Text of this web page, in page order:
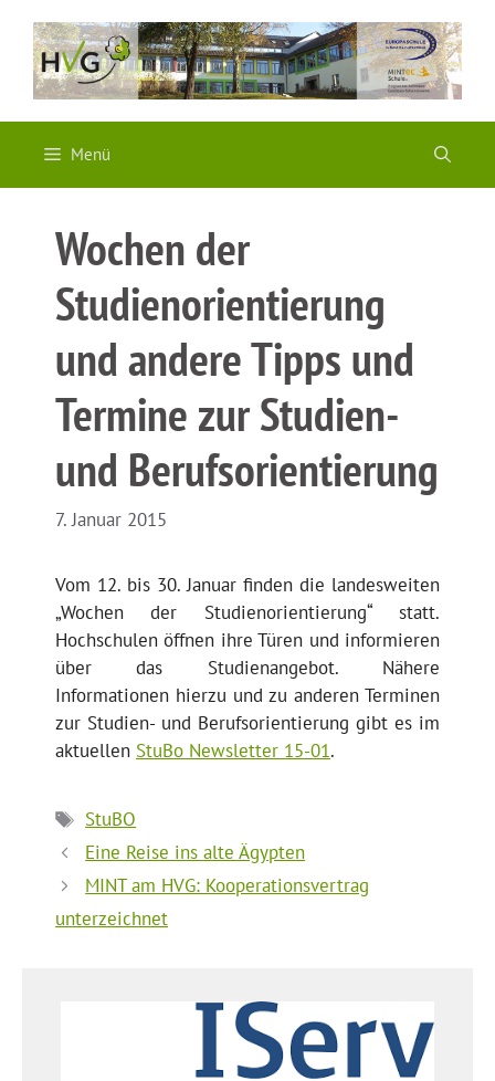
Inhalt
springen
Menü
Wochen der
Studienorientierung
und andere Tipps und
Termine zur Studien-
und Berufsorientierung
7. Januar 2015
Vom 12. bis 30. Januar finden die landesweiten
„Wochen der Studienorientierung“ statt.
Hochschulen öffnen ihre Türen und informieren
über das Studienangebot. Nähere
Informationen hierzu und zu anderen Terminen
zur Studien- und Berufsorientierung gibt es im
aktuellen StuBo Newsletter 15-01.
Schlagwörter
StuBO
Eine Reise ins alte Ägypten
MINT am HVG: Kooperationsvertrag
unterzeichnet